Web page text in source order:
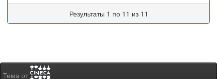
Результаты 1 по 11 из 11
Тема от